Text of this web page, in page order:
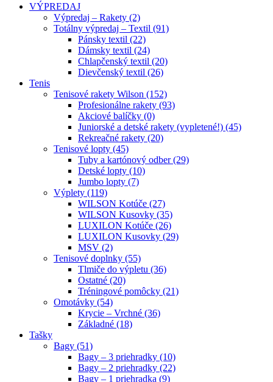
VÝPREDAJ
Výpredaj – Rakety (2)
Totálny výpredaj – Textil (91)
Pánsky textil (22)
Dámsky textil (24)
Chlapčenský textil (20)
Dievčenský textil (26)
Tenis
Tenisové rakety Wilson (152)
Profesionálne rakety (93)
Akciové balíčky (0)
Juniorské a detské rakety (vypletené!) (45)
Rekreačné rakety (20)
Tenisové lopty (45)
Tuby a kartónový odber (29)
Detské lopty (10)
Jumbo lopty (7)
Výplety (119)
WILSON Kotúče (27)
WILSON Kusovky (35)
LUXILON Kotúče (26)
LUXILON Kusovky (29)
MSV (2)
Tenisové doplnky (55)
Tlmiče do výpletu (36)
Ostatné (20)
Tréningové pomôcky (21)
Omotávky (54)
Krycie – Vrchné (36)
Základné (18)
Tašky
Bagy (51)
Bagy – 3 priehradky (10)
Bagy – 2 priehradky (22)
Bagy – 1 priehradka (9)